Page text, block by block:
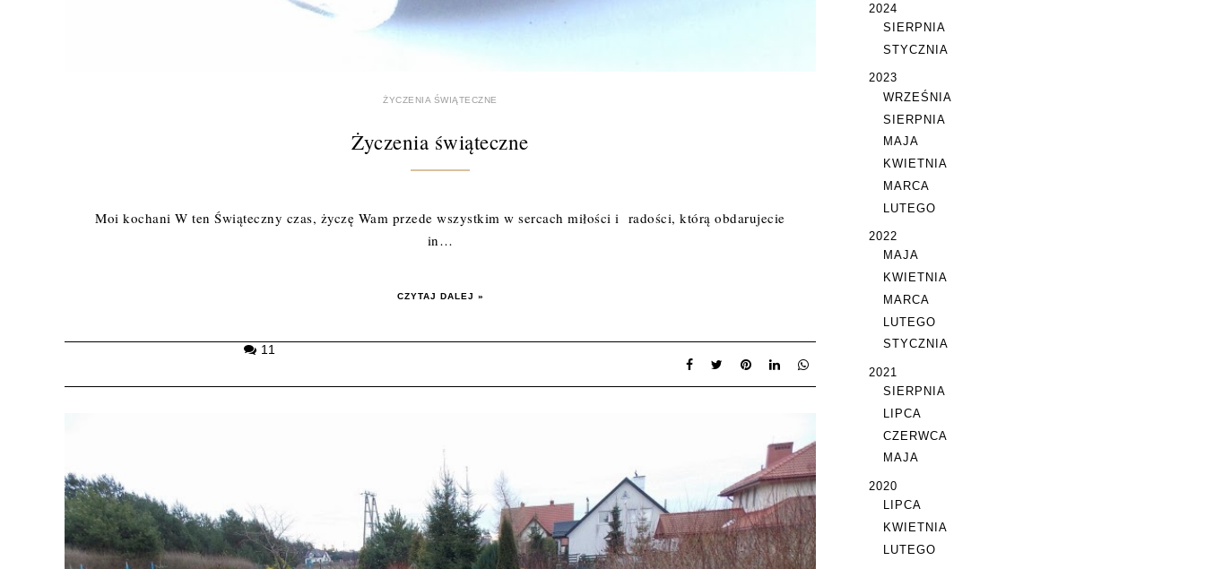
ŻYCZENIA ŚWIĄTECZNE
Życzenia świąteczne
Moi kochani W ten Świąteczny czas, życzę Wam przede wszystkim w sercach miłości i radości, którą obdarujecie
in…
CZYTAJ DALEJ »
11
2024
SIERPNIA
STYCZNIA
2023
WRZEŚNIA
SIERPNIA
MAJA
KWIETNIA
MARCA
LUTEGO
2022
MAJA
KWIETNIA
MARCA
LUTEGO
STYCZNIA
2021
SIERPNIA
LIPCA
CZERWCA
MAJA
2020
LIPCA
KWIETNIA
LUTEGO